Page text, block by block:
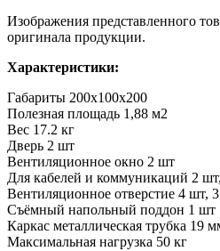
Изображения представленного
оригинала продукции.
Характеристики:
Габариты 200х100х200
Полезная площадь 1,88 м2
Вес 17.2 кг
Дверь 2 шт
Вентиляционное окно 2 шт
Для кабелей и коммуникаций 2
Вентиляционное отверстие 4 шт,
Съёмный напольный поддон 1 шт
Каркас металлическая трубка 19
Максимальная нагрузка 50 кг